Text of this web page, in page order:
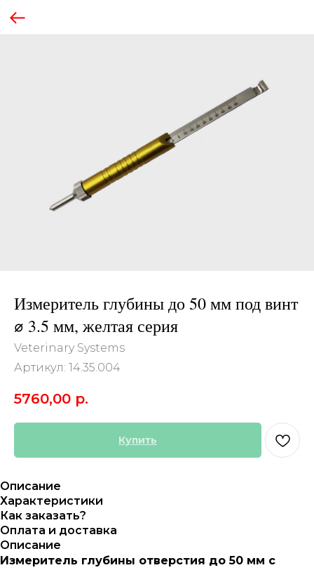
Измеритель глубины до 50 мм под винт
⌀​ 3.5 мм, желтая серия
Veterinary Systems
Артикул: 14.35.004
5760,00 р.
Купить
Описание
Характеристики
Как заказать?
Оплата и доставка
Описание
Измеритель глубины отверстия до 50 мм c